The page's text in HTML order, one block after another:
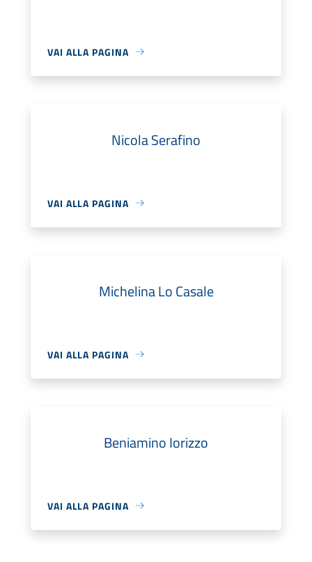
VAI ALLA PAGINA
Nicola Serafino
VAI ALLA PAGINA
Michelina Lo Casale
VAI ALLA PAGINA
Beniamino Iorizzo
VAI ALLA PAGINA